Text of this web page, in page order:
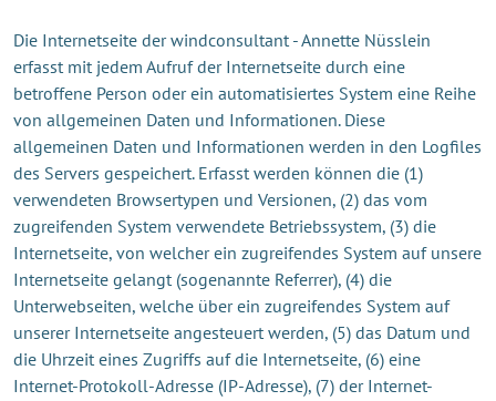
Die Internetseite der windconsultant - Annette Nüsslein
erfasst mit jedem Aufruf der Internetseite durch eine
betroffene Person oder ein automatisiertes System eine Reihe
von allgemeinen Daten und Informationen. Diese
allgemeinen Daten und Informationen werden in den Logfiles
des Servers gespeichert. Erfasst werden können die (1)
verwendeten Browsertypen und Versionen, (2) das vom
zugreifenden System verwendete Betriebssystem, (3) die
Internetseite, von welcher ein zugreifendes System auf unsere
Internetseite gelangt (sogenannte Referrer), (4) die
Unterwebseiten, welche über ein zugreifendes System auf
unserer Internetseite angesteuert werden, (5) das Datum und
die Uhrzeit eines Zugriffs auf die Internetseite, (6) eine
Internet-Protokoll-Adresse (IP-Adresse), (7) der Internet-